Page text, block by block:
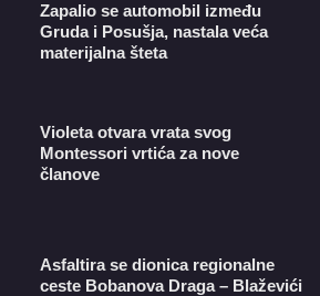
Zapalio se automobil između
Gruda i Posušja, nastala veća
materijalna šteta
Violeta otvara vrata svog
Montessori vrtića za nove
članove
Asfaltira se dionica regionalne
ceste Bobanova Draga – Blaževići